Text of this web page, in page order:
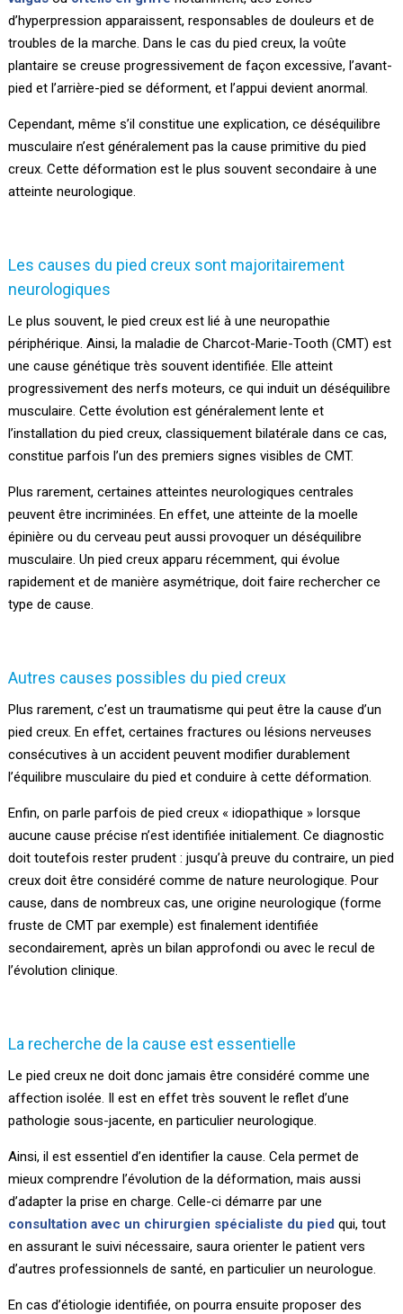
d’hyperpression apparaissent, responsables de douleurs et de
troubles de la marche. Dans le cas du pied creux, la voûte
plantaire se creuse progressivement de façon excessive, l’avant-
pied et l’arrière-pied se déforment, et l’appui devient anormal.
Cependant, même s’il constitue une explication, ce déséquilibre
musculaire n’est généralement pas la cause primitive du pied
creux. Cette déformation est le plus souvent secondaire à une
atteinte neurologique.
Les causes du pied creux sont majoritairement
neurologiques
Le plus souvent, le pied creux est lié à une neuropathie
périphérique. Ainsi, la maladie de Charcot-Marie-Tooth (CMT) est
une cause génétique très souvent identifiée. Elle atteint
progressivement des nerfs moteurs, ce qui induit un déséquilibre
musculaire. Cette évolution est généralement lente et
l’installation du pied creux, classiquement bilatérale dans ce cas,
constitue parfois l’un des premiers signes visibles de CMT.
Plus rarement, certaines atteintes neurologiques centrales
peuvent être incriminées. En effet, une atteinte de la moelle
épinière ou du cerveau peut aussi provoquer un déséquilibre
musculaire. Un pied creux apparu récemment, qui évolue
rapidement et de manière asymétrique, doit faire rechercher ce
type de cause.
Autres causes possibles du pied creux
Plus rarement, c’est un traumatisme qui peut être la cause d’un
pied creux. En effet, certaines fractures ou lésions nerveuses
consécutives à un accident peuvent modifier durablement
l’équilibre musculaire du pied et conduire à cette déformation.
Enfin, on parle parfois de pied creux « idiopathique » lorsque
aucune cause précise n’est identifiée initialement. Ce diagnostic
doit toutefois rester prudent : jusqu’à preuve du contraire, un pied
creux doit être considéré comme de nature neurologique. Pour
cause, dans de nombreux cas, une origine neurologique (forme
fruste de CMT par exemple) est finalement identifiée
secondairement, après un bilan approfondi ou avec le recul de
l’évolution clinique.
La recherche de la cause est essentielle
Le pied creux ne doit donc jamais être considéré comme une
affection isolée. Il est en effet très souvent le reflet d’une
pathologie sous-jacente, en particulier neurologique.
Ainsi, il est essentiel d’en identifier la cause. Cela permet de
mieux comprendre l’évolution de la déformation, mais aussi
d’adapter la prise en charge. Celle-ci démarre par une
consultation avec un chirurgien spécialiste du pied qui, tout
en assurant le suivi nécessaire, saura orienter le patient vers
d’autres professionnels de santé, en particulier un neurologue.
En cas d’étiologie identifiée, on pourra ensuite proposer des